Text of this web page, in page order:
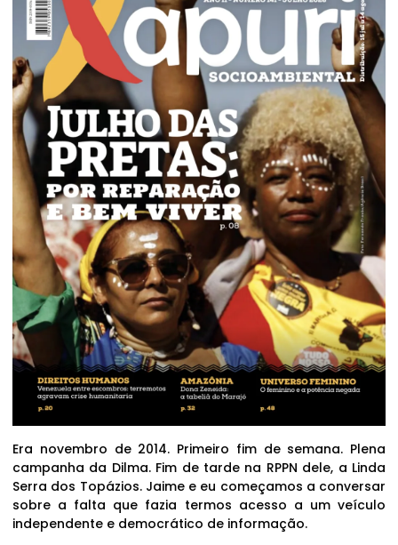
Era novembro de 2014. Primeiro fim de semana. Plena
campanha da Dilma. Fim de tarde na RPPN dele, a Linda
Serra dos Topázios. Jaime e eu começamos a conversar
sobre a falta que fazia termos acesso a um veículo
independente e democrático de informação.